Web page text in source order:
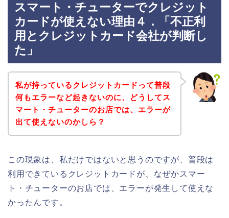
スマート・チューターでクレジット
カードが使えない理由４．「不正利
用とクレジットカード会社が判断し
た」
私が持っているクレジットカードって普段
何もエラーなど起きないのに、どうしてス
マート・チューターのお店では、エラーが
出て使えないのかしら？
この現象は、私だけではないと思うのですが、普段は
利用できているクレジットカードが、なぜかスマー
ト・チューターのお店では、エラーが発生して使えな
かったんです。